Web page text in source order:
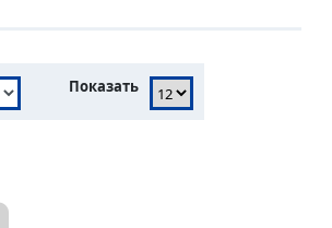
Показать